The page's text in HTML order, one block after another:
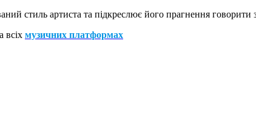
стиль артиста та підкреслює його прагнення говорити
всіх музичних платформах